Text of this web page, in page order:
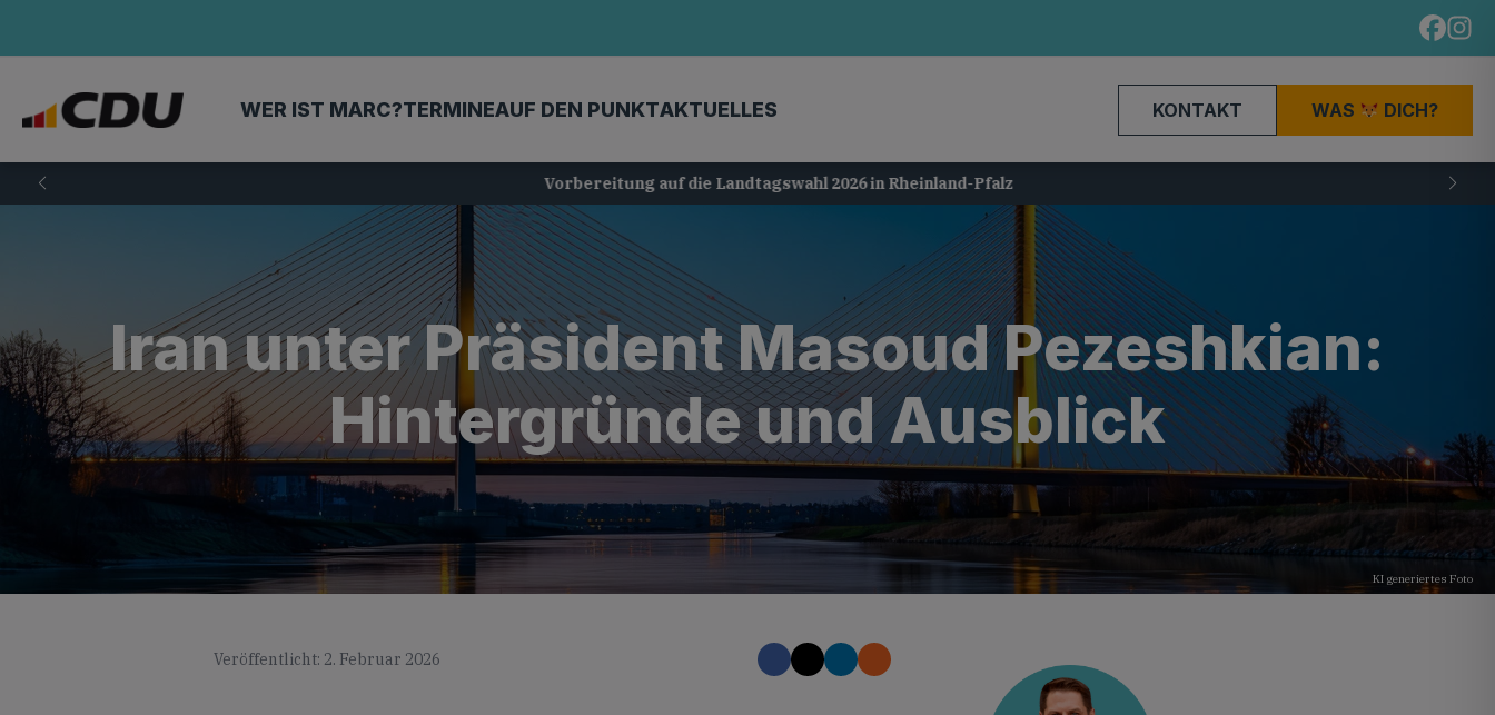
WER IST MARC?TERMINEAUF DEN PUNKTAKTUELLES KONTAKT WAS DICH?
Vorbereitung auf die Landtagswahl 2026 in Rheinland-Pfalz
Iran unter Präsident Masoud Pezeshkian:
Hintergründe und Ausblick
KI generiertes Foto
Veröffentlicht: 2. Februar 2026